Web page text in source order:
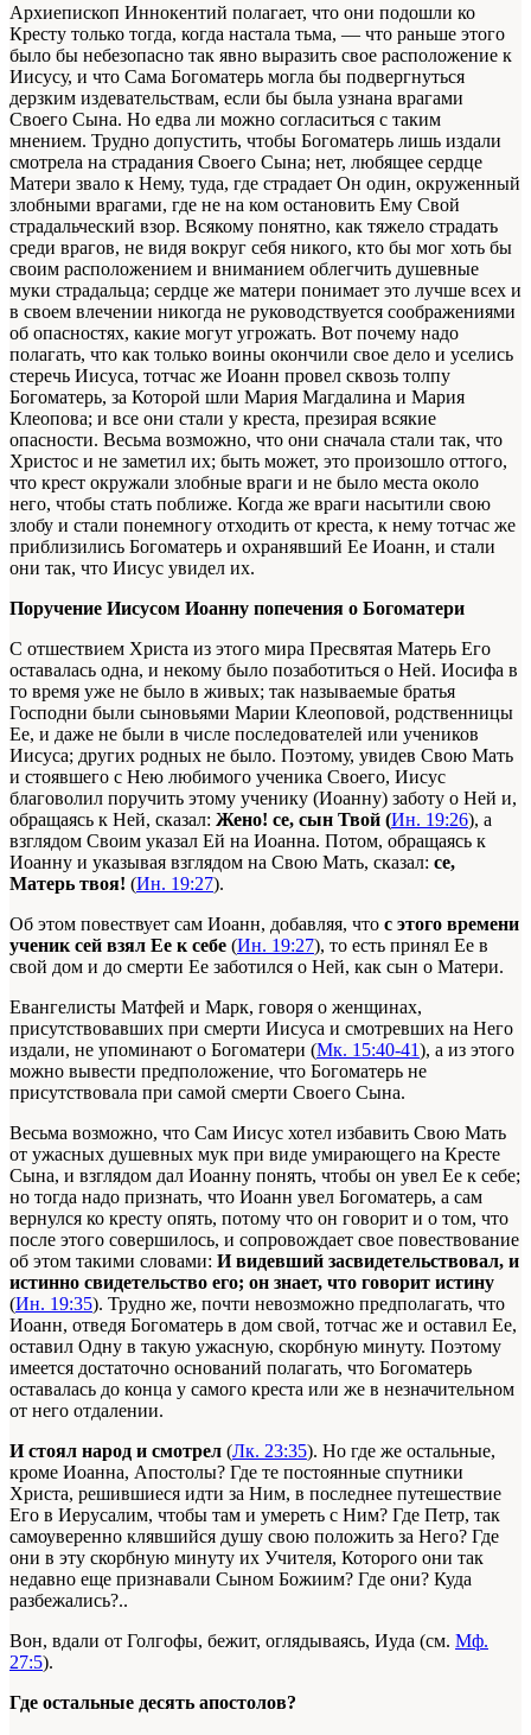
Архиепископ Иннокентий полагает, что они подошли ко
Кресту только тогда, когда настала тьма, — что раньше этого
было бы небезопасно так явно выразить свое расположение к
Иисусу, и что Сама Богоматерь могла бы подвергнуться
дерзким издевательствам, если бы была узнана врагами
Своего Сына. Но едва ли можно согласиться с таким
мнением. Трудно допустить, чтобы Богоматерь лишь издали
смотрела на страдания Своего Сына; нет, любящее сердце
Матери звало к Нему, туда, где страдает Он один, окруженный
злобными врагами, где не на ком остановить Ему Свой
страдальческий взор. Всякому понятно, как тяжело страдать
среди врагов, не видя вокруг себя никого, кто бы мог хоть бы
своим расположением и вниманием облегчить душевные
муки страдальца; сердце же матери понимает это лучше всех и
в своем влечении никогда не руководствуется соображениями
об опасностях, какие могут угрожать. Вот почему надо
полагать, что как только воины окончили свое дело и уселись
стеречь Иисуса, тотчас же Иоанн провел сквозь толпу
Богоматерь, за Которой шли Мария Магдалина и Мария
Клеопова; и все они стали у креста, презирая всякие
опасности. Весьма возможно, что они сначала стали так, что
Христос и не заметил их; быть может, это произошло оттого,
что крест окружали злобные враги и не было места около
него, чтобы стать поближе. Когда же враги насытили свою
злобу и стали понемногу отходить от креста, к нему тотчас же
приблизились Богоматерь и охранявший Ее Иоанн, и стали
они так, что Иисус увидел их.
Поручение Иисусом Иоанну попечения о Богоматери
С отшествием Христа из этого мира Пресвятая Матерь Его
оставалась одна, и некому было позаботиться о Ней. Иосифа в
то время уже не было в живых; так называемые братья
Господни были сыновьями Марии Клеоповой, родственницы
Ее, и даже не были в числе последователей или учеников
Иисуса; других родных не было. Поэтому, увидев Свою Мать
и стоявшего с Нею любимого ученика Своего, Иисус
благоволил поручить этому ученику (Иоанну) заботу о Ней и,
обращаясь к Ней, сказал: Жено! се, сын Твой (Ин. 19:26), а
взглядом Своим указал Ей на Иоанна. Потом, обращаясь к
Иоанну и указывая взглядом на Свою Мать, сказал: се,
Матерь твоя! (Ин. 19:27).
Об этом повествует сам Иоанн, добавляя, что с этого времени
ученик сей взял Ее к себе (Ин. 19:27), то есть принял Ее в
свой дом и до смерти Ее заботился о Ней, как сын о Матери.
Евангелисты Матфей и Марк, говоря о женщинах,
присутствовавших при смерти Иисуса и смотревших на Него
издали, не упоминают о Богоматери (Мк. 15:40-41), а из этого
можно вывести предположение, что Богоматерь не
присутствовала при самой смерти Своего Сына.
Весьма возможно, что Сам Иисус хотел избавить Свою Мать
от ужасных душевных мук при виде умирающего на Кресте
Сына, и взглядом дал Иоанну понять, чтобы он увел Ее к себе;
но тогда надо признать, что Иоанн увел Богоматерь, а сам
вернулся ко кресту опять, потому что он говорит и о том, что
после этого совершилось, и сопровождает свое повествование
об этом такими словами: И видевший засвидетельствовал, и
истинно свидетельство его; он знает, что говорит истину
(Ин. 19:35). Трудно же, почти невозможно предполагать, что
Иоанн, отведя Богоматерь в дом свой, тотчас же и оставил Ее,
оставил Одну в такую ужасную, скорбную минуту. Поэтому
имеется достаточно оснований полагать, что Богоматерь
оставалась до конца у самого креста или же в незначительном
от него отдалении.
И стоял народ и смотрел (Лк. 23:35). Но где же остальные,
кроме Иоанна, Апостолы? Где те постоянные спутники
Христа, решившиеся идти за Ним, в последнее путешествие
Его в Иерусалим, чтобы там и умереть с Ним? Где Петр, так
самоуверенно клявшийся душу свою положить за Него? Где
они в эту скорбную минуту их Учителя, Которого они так
недавно еще признавали Сыном Божиим? Где они? Куда
разбежались?..
Вон, вдали от Голгофы, бежит, оглядываясь, Иуда (см. Мф.
27:5).
Где остальные десять апостолов?